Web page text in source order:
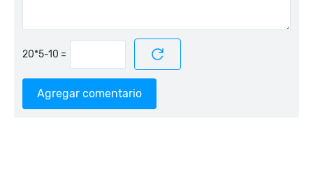
=
Agregar comentario